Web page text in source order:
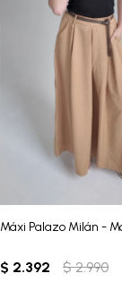
Máxi Palazo Milán -
$ 2.392 $ 2.990